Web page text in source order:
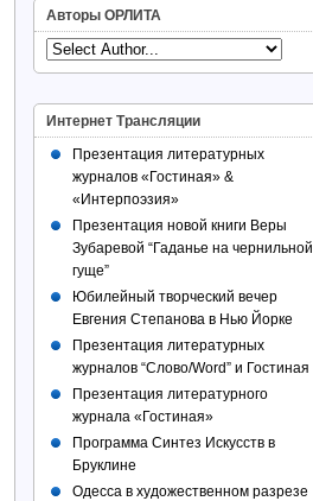
Авторы ОРЛИТА
Интернет Трансляции
Презентация литературных
журналов «Гостиная» &
«Интерпоэзия»
Презентация новой книги Веры
Зубаревой “Гаданье на чернильной
гуще”
Юбилейный творческий вечер
Евгения Степанова в Нью Йорке
Презентация литературных
журналов “Слово/Word” и Гостиная
Презентация литературного
журнала «Гостиная»
Программа Синтез Искусств в
Бруклине
Одесса в художественном разрезе